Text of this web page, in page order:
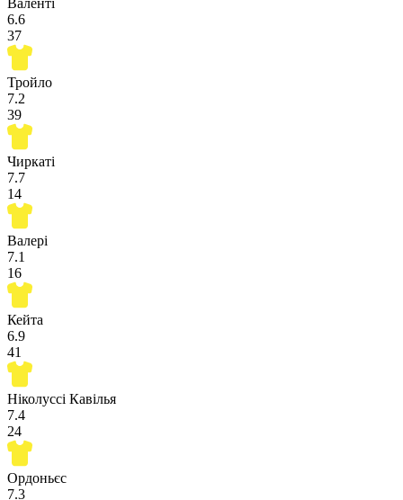
Валенті
6.6
37
Тройло
7.2
39
Чиркаті
7.7
14
Валері
7.1
16
Кейта
6.9
41
Ніколуссі Кавілья
7.4
24
Ордоньєс
7.3